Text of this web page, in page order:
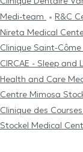
Medi-team
R&C
Nireta Medical
Clinique Saint-Côme
CIRCAE - Sleep
Health and Care
Centre Mimosa
Clinique des Courses
Stockel Medical